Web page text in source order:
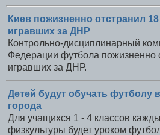
Киев пожизненно отстранил
игравших за ДНР
Контрольно-дисциплинарный
Федерации футбола пожизненно
игравших за ДНР.
Детей будут обучать футболу
города
Для учащихся 1 - 4 классов
физкультуры будет уроком